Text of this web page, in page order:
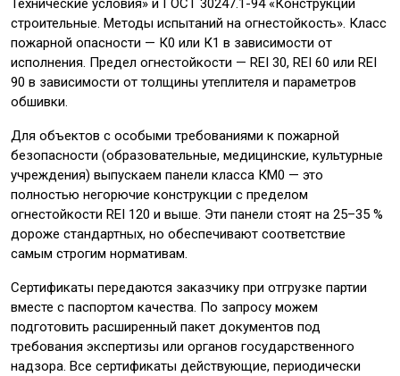
Технические условия» и ГОСТ 30247.1-94 «Конструкции
строительные. Методы испытаний на огнестойкость». Класс
пожарной опасности — К0 или К1 в зависимости от
исполнения. Предел огнестойкости — REI 30, REI 60 или REI
90 в зависимости от толщины утеплителя и параметров
обшивки.
Для объектов с особыми требованиями к пожарной
безопасности (образовательные, медицинские, культурные
учреждения) выпускаем панели класса КМ0 — это
полностью негорючие конструкции с пределом
огнестойкости REI 120 и выше. Эти панели стоят на 25–35 %
дороже стандартных, но обеспечивают соответствие
самым строгим нормативам.
Сертификаты передаются заказчику при отгрузке партии
вместе с паспортом качества. По запросу можем
подготовить расширенный пакет документов под
требования экспертизы или органов государственного
надзора. Все сертификаты действующие, периодически